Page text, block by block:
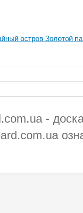
остров Золотой
-